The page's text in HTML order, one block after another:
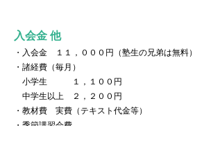
入会金 他
・入会金 １１，０００円（塾生の兄弟は無料）​
・諸経費（毎月）
小学生 １，１００円
中学生以上 ２，２００円
・​教材費 実費（テキスト代金等）​
・季節講習会費